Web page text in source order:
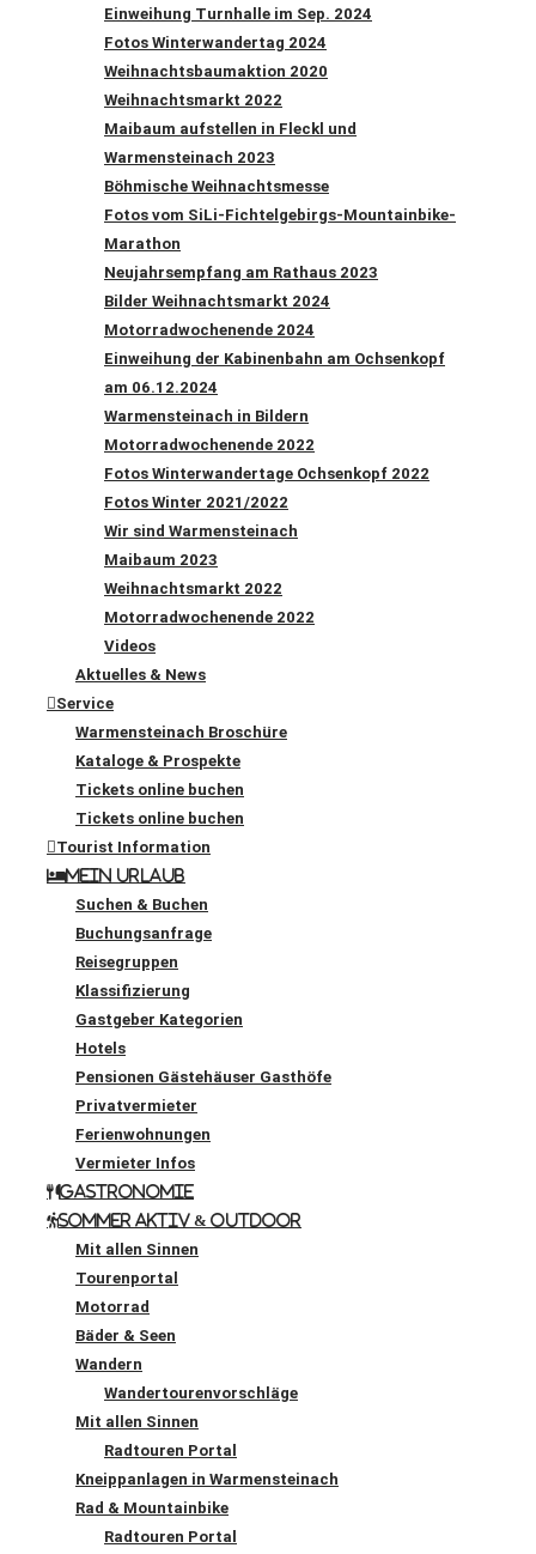
Einweihung Turnhalle im Sep. 2024
Fotos Winterwandertag 2024
Weihnachtsbaumaktion 2020
Weihnachtsmarkt 2022
Maibaum aufstellen in Fleckl und
Warmensteinach 2023
Böhmische Weihnachtsmesse
Fotos vom SiLi-Fichtelgebirgs-Mountainbike-
Marathon
Neujahrsempfang am Rathaus 2023
Bilder Weihnachtsmarkt 2024
Motorradwochenende 2024
Einweihung der Kabinenbahn am Ochsenkopf
am 06.12.2024
Warmensteinach in Bildern
Motorradwochenende 2022
Fotos Winterwandertage Ochsenkopf 2022
Fotos Winter 2021/2022
Wir sind Warmensteinach
Maibaum 2023
Weihnachtsmarkt 2022
Motorradwochenende 2022
Videos
Aktuelles & News
Service
Warmensteinach Broschüre
Kataloge & Prospekte
Tickets online buchen
Tickets online buchen
Tourist Information
Mein Urlaub
Suchen & Buchen
Buchungsanfrage
Reisegruppen
Klassifizierung
Gastgeber Kategorien
Hotels
Pensionen Gästehäuser Gasthöfe
Privatvermieter
Ferienwohnungen
Vermieter Infos
Gastronomie
Sommer Aktiv & Outdoor
Mit allen Sinnen
Tourenportal
Motorrad
Bäder & Seen
Wandern
Wandertourenvorschläge
Mit allen Sinnen
Radtouren Portal
Kneippanlagen in Warmensteinach
Rad & Mountainbike
Radtouren Portal